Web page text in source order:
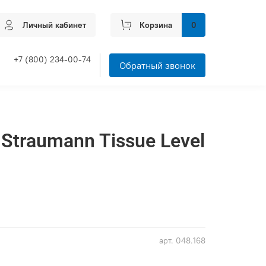
Личный кабинет Корзина 0
+7 (800) 234-00-74 Обратный звонок
арт. 048.168
Tissue Level